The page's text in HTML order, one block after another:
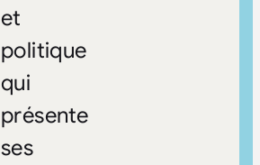
et
politique
qui
présente
ses